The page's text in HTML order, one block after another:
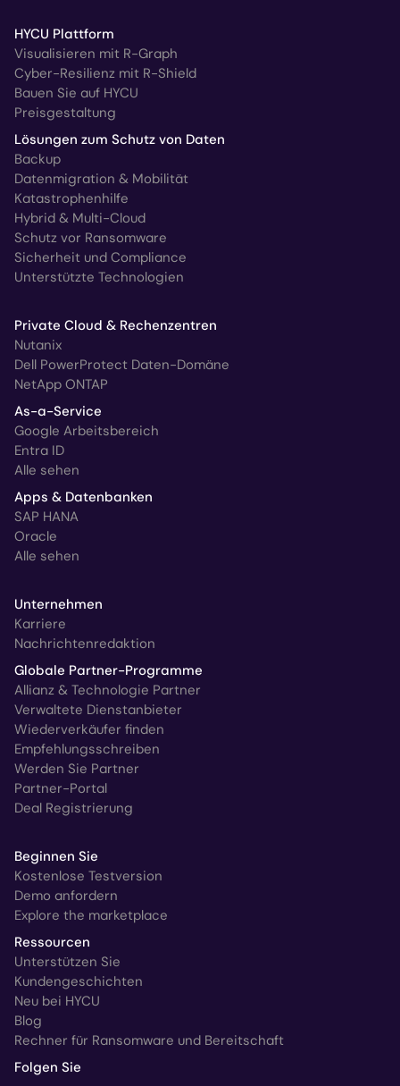
HYCU Plattform
Visualisieren mit R-Graph
Cyber-Resilienz mit R-Shield
Bauen Sie auf HYCU
Preisgestaltung
Lösungen zum Schutz von Daten
Backup
Datenmigration & Mobilität
Katastrophenhilfe
Hybrid & Multi-Cloud
Schutz vor Ransomware
Sicherheit und Compliance
Unterstützte Technologien
Private Cloud & Rechenzentren
Nutanix
Dell PowerProtect Daten-Domäne
NetApp ONTAP
As-a-Service
Google Arbeitsbereich
Entra ID
Alle sehen
Apps & Datenbanken
SAP HANA
Oracle
Alle sehen
Unternehmen
Karriere
Nachrichtenredaktion
Globale Partner-Programme
Allianz & Technologie Partner
Verwaltete Dienstanbieter
Wiederverkäufer finden
Empfehlungsschreiben
Werden Sie Partner
Partner-Portal
Deal Registrierung
Beginnen Sie
Kostenlose Testversion
Demo anfordern
Explore the marketplace
Ressourcen
Unterstützen Sie
Kundengeschichten
Neu bei HYCU
Blog
Rechner für Ransomware und Bereitschaft
Folgen Sie